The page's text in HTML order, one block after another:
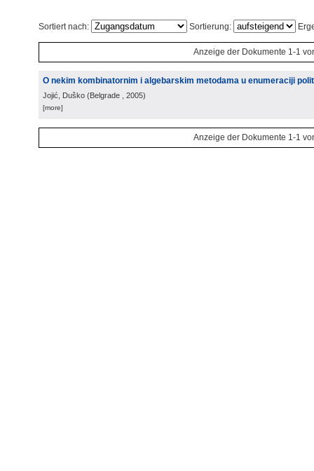
Sortiert nach: Sortierung:
Anzeige der Dokumente 1-1
O nekim kombinatornim i algebarskim metodama u enumeraciji
Jojić, Duško (Belgrade , 2005)
[more]
Anzeige der Dokumente 1-1